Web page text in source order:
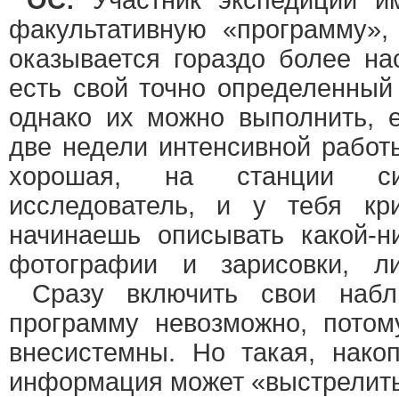
факультативную
оказывается гораздо более
есть свой точно
однако их можно выполнить,
две недели интенсивной
хорошая, на станции
исследователь, и у тебя
начинаешь описывать какой-
фотографии и зарисовки,
Сразу включить свои
программу невозможно,
внесистемны. Но такая,
информация может